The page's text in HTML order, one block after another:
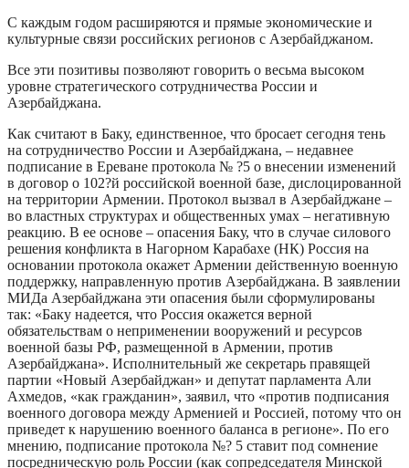
С каждым годом расширяются и прямые экономические и
культурные связи российских регионов с Азербайджаном.
Все эти позитивы позволяют говорить о весьма высоком
уровне стратегического сотрудничества России и
Азербайджана.
Как считают в Баку, единственное, что бросает сегодня тень
на сотрудничество России и Азербайджана, – недавнее
подписание в Ереване протокола № ?5 о внесении изменений
в договор о 102?й российской военной базе, дислоцированной
на территории Армении. Протокол вызвал в Азербайджане –
во властных структурах и общественных умах – негативную
реакцию. В ее основе – опасения Баку, что в случае силового
решения конфликта в Нагорном Карабахе (НК) Россия на
основании протокола окажет Армении действенную военную
поддержку, направленную против Азербайджана. В заявлении
МИДа Азербайджана эти опасения были сформулированы
так: «Баку надеется, что Россия окажется верной
обязательствам о неприменении вооружений и ресурсов
военной базы РФ, размещенной в Армении, против
Азербайджана». Исполнительный же секретарь правящей
партии «Новый Азербайджан» и депутат парламента Али
Ахмедов, «как гражданин», заявил, что «против подписания
военного договора между Арменией и Россией, потому что он
приведет к нарушению военного баланса в регионе». По его
мнению, подписание протокола №? 5 ставит под сомнение
посредническую роль России (как сопредседателя Минской